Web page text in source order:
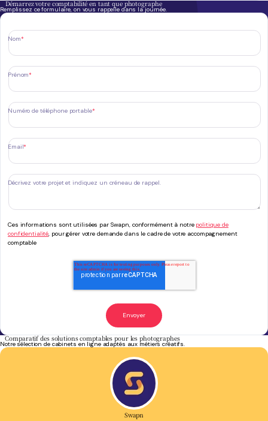
Démarrez votre comptabilité en tant que photographe
Remplissez ce formulaire, on vous rappelle dans la journée.
Nom*
Prénom*
Numéro de téléphone portable*
Email*
Décrivez votre projet et indiquez un créneau de rappel.
Ces informations sont utilisées par Swapn, conformément à notre politique de
confidentialité, pour gérer votre demande dans le cadre de votre accompagnement
comptable
Comparatif des solutions comptables pour les photographes
Notre sélection de cabinets en ligne adaptés aux métiers créatifs.
Swapn